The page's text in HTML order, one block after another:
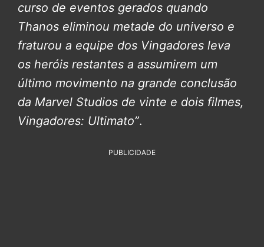
curso de eventos gerados quando
Thanos eliminou metade do universo e
fraturou a equipe dos Vingadores leva
os heróis restantes a assumirem um
último movimento na grande conclusão
da Marvel Studios de vinte e dois filmes,
Vingadores: Ultimato”.
PUBLICIDADE